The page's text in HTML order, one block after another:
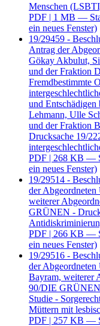
Menschen
PDF | 1 MB —
ein neues Fenster)
19/29459 -
Antrag der
Gökay Akbulut,
und der Fraktion
Fremdbestimmte
und Entschädigen
Lehmann, Ulle
und der Fraktion
Drucksache 19/
PDF | 268 KB —
ein neues Fenster)
19/29514 -
der
weiterer
GRÜNEN -
PDF | 266 KB —
ein neues Fenster)
19/29516 -
der Abgeordneten
Bayram, weiterer
90/DIE GRÜNEN
Studie -
Müttern mit
PDF | 257 KB —